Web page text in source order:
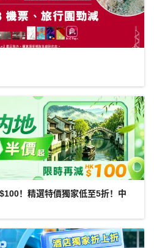
！精選特價獨家低至5折！中